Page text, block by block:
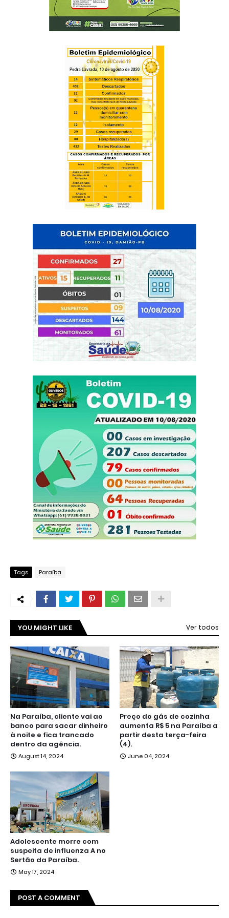
Tags Paraíba
YOU MIGHT LIKE Ver todos
Na Paraíba, cliente vai ao
banco para sacar dinheiro
à noite e fica trancado
dentro da agência.
August 14, 2024
Preço do gás de cozinha
aumenta R$ 5 na Paraíba a
partir desta terça-feira
(4).
June 04, 2024
Adolescente morre com
suspeita de influenza A no
Sertão da Paraíba.
May 17, 2024
POST A COMMENT